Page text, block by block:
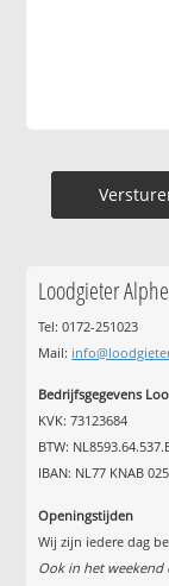
Loodgieter
Tel: 0172-251023
Mail:
Bedrijfsgegevens
KVK: 73123684
BTW:
IBAN: NL77 KNAB
Openingstijden
Wij zijn iedere dag
Ook in het weekend